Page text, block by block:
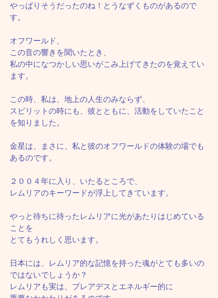
やっぱりそうだったのね！とうなずくものがあるので
す。
オフワールド、
この音の響きを聞いたとき、
私の中になつかしい思いがこみ上げてきたのを覚えてい
ます。
この時、私は、地上の人生のみならず、
スピリットの時にも、彼とともに、活動をしていたこと
を知りました。
金星は、まさに、私と彼のオフワールドの体験の場でも
あるのです。
２００４年に入り、いたるところで、
レムリアのキーワードが浮上してきています。
やっと待ちに待ったレムリアに光があたりはじめている
ことを
とてもうれしく思います。
日本には、レムリア的な記憶を持った魂がとても多いの
ではないでしょうか？
レムリアも実は、プレアデスとエネルギー的に